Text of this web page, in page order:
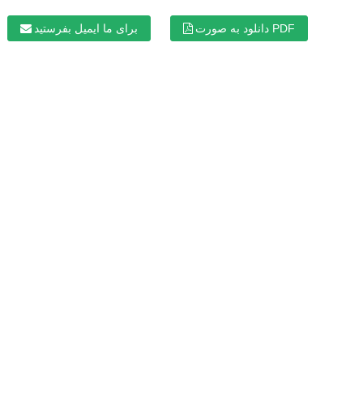
برای ما ایمیل بفرستید دانلود به صورت PDF